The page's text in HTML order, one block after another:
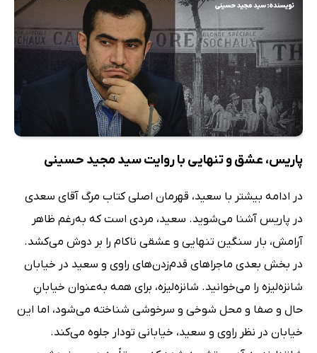
پاریس، عشق و تنهایی با روایت سید مجید حسینی
در ادامه بیشتر با سعید، قهرمان اصلی کتاب مرگ آقای سعدی
در پاریس آشنا می‌شوید. سعید، مردی است که به‌رغم ظاهر
آرامش، بار سنگین تنهایی و عشقی ناکام را بر دوش می‌کشد.
در بخش بعدی ماجراهای قدم‌زدن‌های راوی و سعید در خیابان
شانزه‌لیزه را می‌خوانید. شانزه‌لیزه، برای همه به‌عنوان خیابانِ
حال و صفا و محل شوخی و سرخوشی شناخته می‌شود، اما این
خیابان در نظر راوی و سعید، خیابانی تودار جلوه می‌کند.